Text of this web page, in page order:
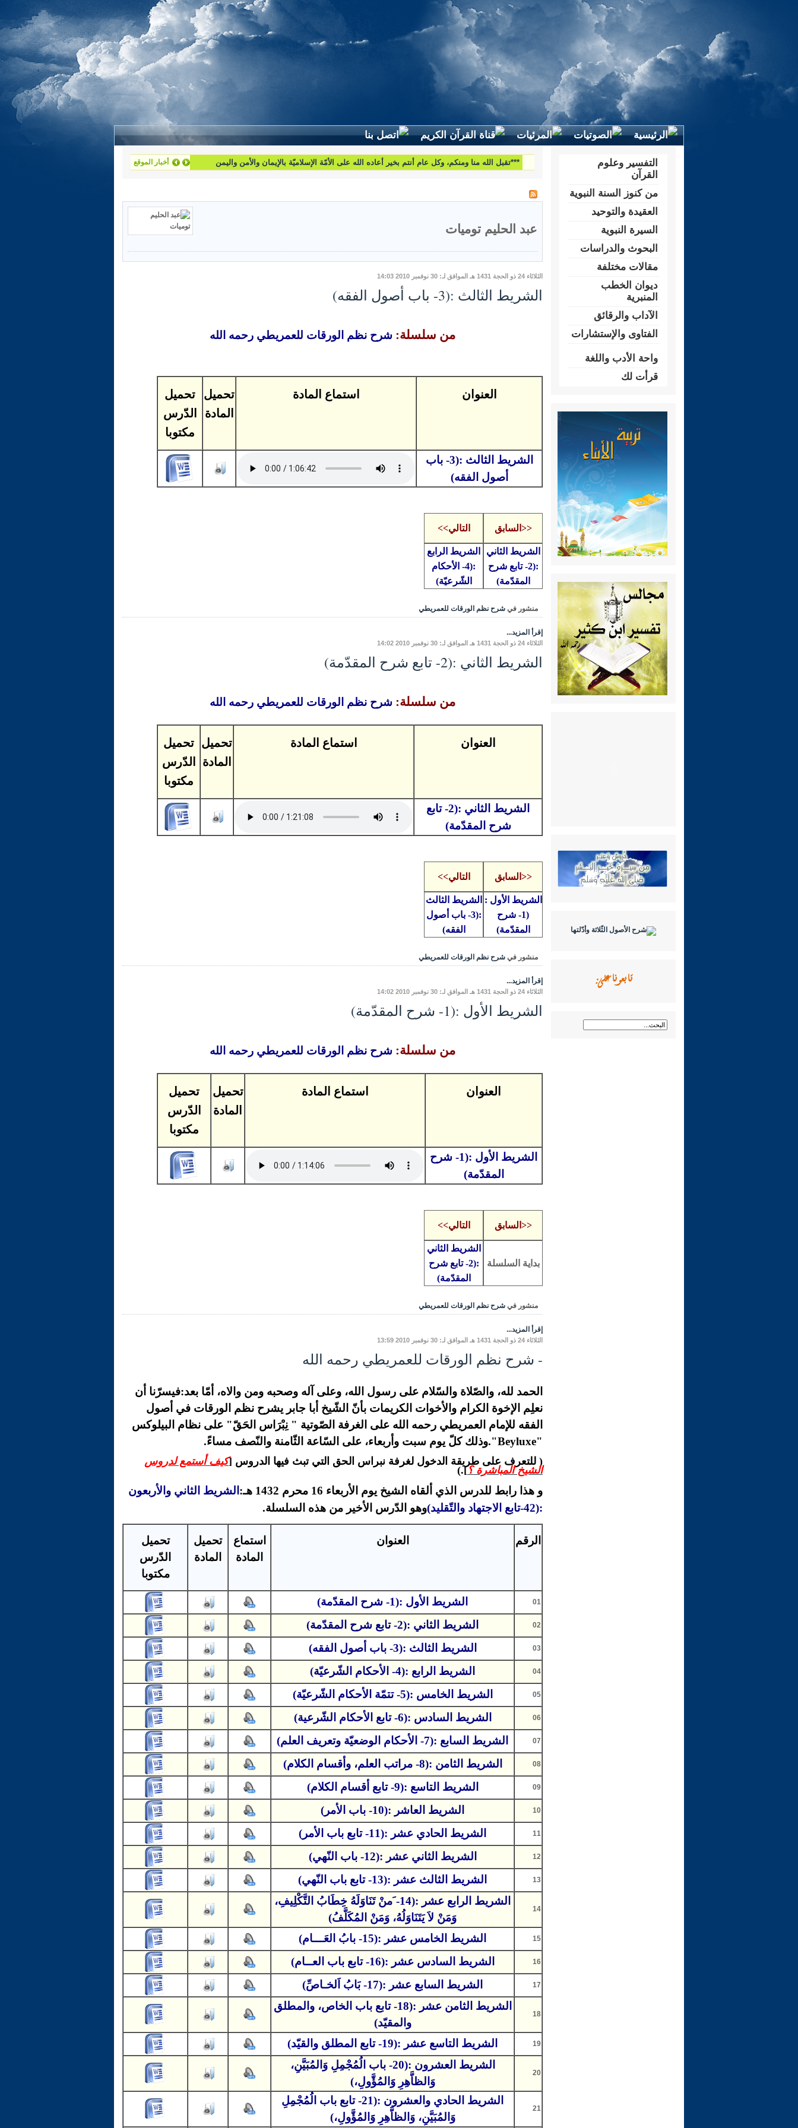
أخبار الموقع
لطرح استفساراتكم وأسئلتكم واقتراحاتكم اتّصلوا بنا على البريد التّالي:
عبد الحليم توميات
الثلاثاء 24 ذو الحجة 1431 هـ الموافق لـ: 30 نوفمبر 2010 14:03
الشريط الثالث :(3- باب أصول الفقه)
من سلسلة: شرح نظم الورقات للعمريطي رحمه الله
العنوان استماع المادة
تحميل
المادة
تحميل
الدّرس
مكتوبا
الشريط الثالث :(3- باب
أصول الفقه)
<<السابق التالي>>
الشريط الثاني
:(2- تابع شرح
المقدّمة)
الشريط الرابع
:(4- الأحكام
الشّرعيّة)
منشور في شرح نظم الورقات للعمريطي
إقرأ المزيد...
الثلاثاء 24 ذو الحجة 1431 هـ الموافق لـ: 30 نوفمبر 2010 14:02
الشريط الثاني :(2- تابع شرح المقدّمة)
من سلسلة: شرح نظم الورقات للعمريطي رحمه الله
العنوان استماع المادة
تحميل
المادة
تحميل
الدّرس
مكتوبا
الشريط الثاني :(2- تابع
شرح المقدّمة)
<<السابق التالي>>
الشريط الأول :
(1- شرح
المقدّمة)
الشريط الثالث
:(3- باب أصول
الفقه)
منشور في شرح نظم الورقات للعمريطي
إقرأ المزيد...
الثلاثاء 24 ذو الحجة 1431 هـ الموافق لـ: 30 نوفمبر 2010 14:02
الشريط الأول :(1- شرح المقدّمة)
من سلسلة: شرح نظم الورقات للعمريطي رحمه الله
العنوان استماع المادة
تحميل
المادة
تحميل
الدّرس
مكتوبا
الشريط الأول :(1- شرح
المقدّمة)
<<السابق التالي>>
بداية السلسلة
الشريط الثاني
:(2- تابع شرح
المقدّمة)
منشور في شرح نظم الورقات للعمريطي
إقرأ المزيد...
الثلاثاء 24 ذو الحجة 1431 هـ الموافق لـ: 30 نوفمبر 2010 13:59
- شرح نظم الورقات للعمريطي رحمه الله
الحمد لله، والصّلاة والسّلام على رسول الله، وعلى آله وصحبه ومن والاه، أمّا بعد:فيسرّنا أن
نعلِم الإخوة الكرام والأخوات الكريمات بأنّ الشّيخ أبا جابر يشرح نظم الورقات في أصول
الفقه للإمام العمريطي رحمه الله على الغرفة الصّوتية " نِبْرَاس الحَقّ" على نظام البيلوكس
"Beyluxe".
وذلك كلّ يوم سبت وأربعاء، على السّاعة الثّامنة والنّصف مساءً.
( للتعرف على طريقة الدخول لغرفة نبراس الحق التي تبث فيها الدروس [كيف أستمع لدروس
الشيخ المباشرة ؟].)
و هذا رابط للدرس الذي ألقاه الشيخ يوم الأربعاء 16 محرم 1432 هـ:
الشريط الثاني والأربعون
:(42-تابع الاجتهاد والتّقليد)
وهو الدّرس الأخير من هذه السلسلة.
الرقم العنوان
استماع
المادة
تحميل
المادة
تحميل
الدّرس
مكتوبا
01 الشريط الأول :(1- شرح المقدّمة)
02 الشريط الثاني :(2- تابع شرح المقدّمة)
03 الشريط الثالث :(3- باب أصول الفقه)
04 الشريط الرابع :(4- الأحكام الشّرعيّة)
05 الشريط الخامس :(5- تتمّة الأحكام الشّرعيّة)
06 الشريط السادس :(6- تابع الأحكام الشّرعية)
07 الشريط السابع :(7- الأحكام الوضعيّة وتعريف العلم)
08 الشريط الثامن :(8- مراتب العلم، وأقسام الكلام)
09 الشريط التاسع :(9- تابع أقسام الكلام)
10 الشريط العاشر :(10- باب الأمر)
11 الشريط الحادي عشر :(11- تابع باب الأمر)
12 الشريط الثاني عشر :(12- باب النّهي)
13 الشريط الثالث عشر :(13- تابع باب النّهي)
14
الشريط الرابع عشر :(14- َمنْ تَنَاوَلَهُ خِطَابُ التَّكْلِيفِ،
وَمَنْ لاَ يَتَنَاوَلُهُ، وَمَنْ المُكَلَّفُ)
15 الشريط الخامس عشر :(15- بابُ العَـــام)
16 الشريط السادس عشر :(16- تابع باب العــام)
17 الشريط السابع عشر :(17- بَابُ اَلخـاصِّ)
18
الشريط الثامن عشر :(18- تابع باب الخاص، والمطلق
والمقيّد)
19 الشريط التاسع عشر :(19- تابع المطلق والقيّد)
20
الشريط العشرون :(20- باب الُمُجْمِلِ وَالمُبَيَّنِ،
وَالظاَّهِرِ وََالمُؤَّولِ،)
21
الشريط الحادي والعشرون :(21- تابع باب الُمُجْمِلِ
وَالمُبَيَّنِ، وَالظاَّهِرِ وََالمُؤَّولِ،)
التفسير وعلوم
القرآن
من كنوز السنة النبوية
العقيدة والتوحيد
السيرة النبوية
البحوث والدراسات
مقالات مختلفة
ديوان الخطب
المنبرية
الآداب والرقائق
الفتاوى والإستشارات
واحة الأدب واللغة
قرأت لك
تابعونا على: